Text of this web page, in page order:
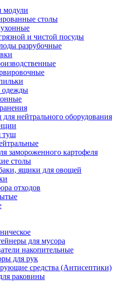
модули
столы
и чистой посуды
разрубочные
для нейтрального оборудования
туш
замороженного картофеля
столы
ящики для овощей
отходов
для мусора
накопительные
для рук
средства (Антисептики)
раковины